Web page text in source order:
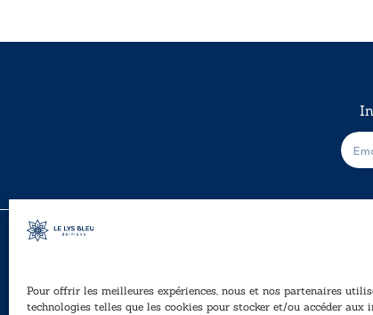
Pour offrir les meilleures expériences, nous et nos partenaires
technologies telles que les cookies pour stocker et/ou accéder aux
E
-
m
i